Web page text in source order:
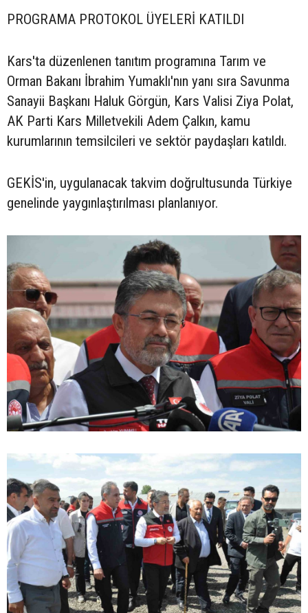
PROGRAMA PROTOKOL ÜYELERİ KATILDI
Kars'ta düzenlenen tanıtım programına Tarım ve
Orman Bakanı İbrahim Yumaklı'nın yanı sıra Savunma
Sanayii Başkanı Haluk Görgün, Kars Valisi Ziya Polat,
AK Parti Kars Milletvekili Adem Çalkın, kamu
kurumlarının temsilcileri ve sektör paydaşları katıldı.
GEKİS'in, uygulanacak takvim doğrultusunda Türkiye
genelinde yaygınlaştırılması planlanıyor.